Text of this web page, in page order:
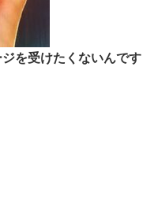
を受けたくないんです